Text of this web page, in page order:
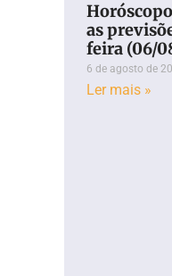
as
feira (06/
6 de agosto de
Ler mais »